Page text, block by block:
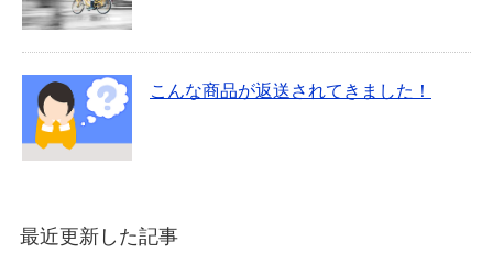
こんな商品が返送されてきました！
最近更新した記事